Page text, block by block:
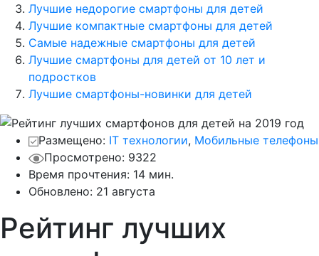
Лучшие недорогие смартфоны для детей
Лучшие компактные смартфоны для детей
Самые надежные смартфоны для детей
Лучшие смартфоны для детей от 10 лет и
подростков
Лучшие смартфоны-новинки для детей
Размещено: IT технологии, Мобильные телефоны
Просмотрено: 9322
Время прочтения: 14 мин.
Обновлено: 21 августа
Рейтинг лучших